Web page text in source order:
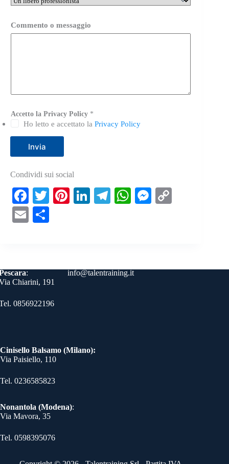
Commento o messaggio
Accetto la Privacy Policy *
Ho letto e accettato laPrivacy Policy
Invia
Condividi sui social
Fa
ce
bo
T
Pi
Li
Te W
M
E
di
info@talentraining.it
:
Chiarini, 191
0856922196
Cinisello Balsamo (Milano):
Via Paisiello, 110
Tel. 0236585823​
Nonantola (Modena):
Via Mavora, 35
Tel. 0598395076​